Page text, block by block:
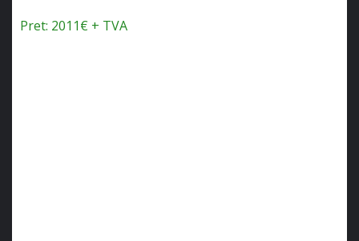
Pret: 2011€ + TVA